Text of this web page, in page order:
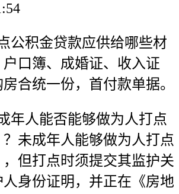
积金贷款应供给哪些材
口簿、成婚证、收入证
合统一份，首付款单据。
人能否能够做为人打点
？未成年人能够做为人打点
，但打点时须提交其监护关
身份证明，并正在《房地